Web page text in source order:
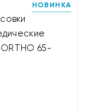
НОВИНКА